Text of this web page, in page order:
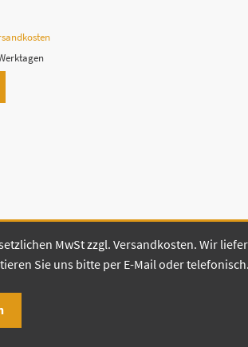
MwSt zzgl. Versandkosten. Wir
Sie uns bitte per E-Mail oder telefonisch.